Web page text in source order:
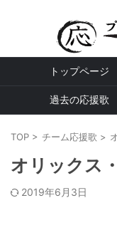
トップページ
過去の応援歌
TOP > チーム応援歌 >
オリックス
2019年6月3日